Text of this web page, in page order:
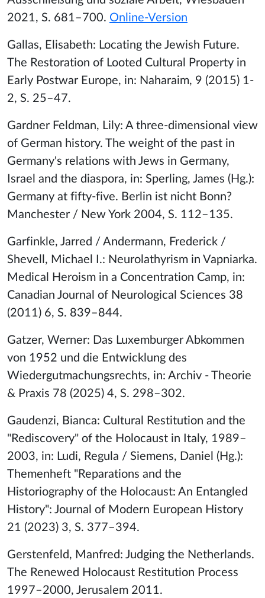
2021, S. 681–700. Online-Version
Gallas, Elisabeth: Locating the Jewish Future.
The Restoration of Looted Cultural Property in
Early Postwar Europe, in: Naharaim, 9 (2015) 1-
2, S. 25–47.
Gardner Feldman, Lily: A three-dimensional view
of German history. The weight of the past in
Germany's relations with Jews in Germany,
Israel and the diaspora, in: Sperling, James (Hg.):
Germany at fifty-five. Berlin ist nicht Bonn?
Manchester / New York 2004, S. 112–135.
Garfinkle, Jarred / Andermann, Frederick /
Shevell, Michael I.: Neurolathyrism in Vapniarka.
Medical Heroism in a Concentration Camp, in:
Canadian Journal of Neurological Sciences 38
(2011) 6, S. 839–844.
Gatzer, Werner: Das Luxemburger Abkommen
von 1952 und die Entwicklung des
Wiedergutmachungsrechts, in: Archiv - Theorie
& Praxis 78 (2025) 4, S. 298–302.
Gaudenzi, Bianca: Cultural Restitution and the
"Rediscovery" of the Holocaust in Italy, 1989–
2003, in: Ludi, Regula / Siemens, Daniel (Hg.):
Themenheft "Reparations and the
Historiography of the Holocaust: An Entangled
History": Journal of Modern European History
21 (2023) 3, S. 377–394.
Gerstenfeld, Manfred: Judging the Netherlands.
The Renewed Holocaust Restitution Process
1997–2000, Jerusalem 2011.